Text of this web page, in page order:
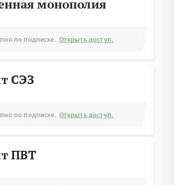
монополия
по подписке. Открыть доступ.
СЭЗ
по подписке. Открыть доступ.
ПВТ